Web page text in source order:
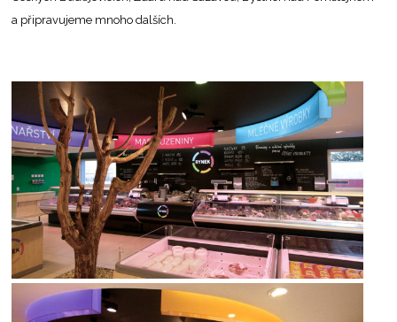
a připravujeme mnoho dalších.
interior